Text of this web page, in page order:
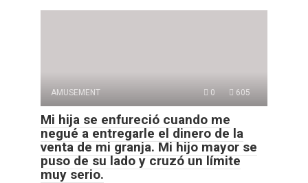
AMUSEMENT 0 605
Mi hija se enfureció cuando me
negué a entregarle el dinero de la
venta de mi granja. Mi hijo mayor se
puso de su lado y cruzó un límite
muy serio.